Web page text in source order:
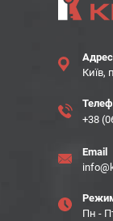
Адрес
Київ,
+38
Email
Пн -